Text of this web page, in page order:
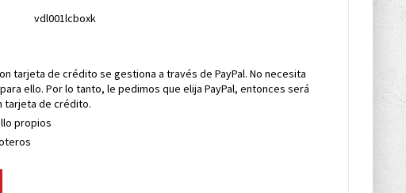
vdl001lcboxk
tarjeta de crédito se gestiona a través de PayPal. No necesita
ello. Por lo tanto, le pedimos que elija PayPal, entonces será
tarjeta de crédito.
propios